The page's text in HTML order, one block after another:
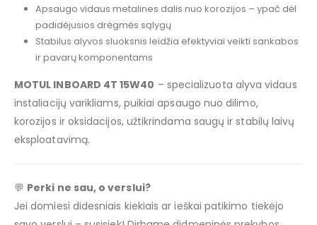
Apsaugo vidaus metalines dalis nuo korozijos – ypač dėl
padidėjusios drėgmės sąlygų
Stabilus alyvos sluoksnis leidžia efektyviai veikti sankabos
ir pavarų komponentams
MOTUL INBOARD 4T 15W40 – specializuota alyva vidaus
instaliacijų varikliams, puikiai apsaugo nuo dilimo,
korozijos ir oksidacijos, užtikrindama saugų ir stabilų laivų
eksploatavimą.
💬 Perki ne sau, o verslui?
Jei domiesi didesniais kiekiais ar ieškai patikimo tiekėjo